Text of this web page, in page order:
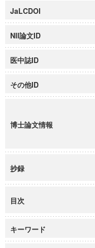
JaLCDOI
NII論文ID
医中誌ID
その他ID
博士論文情報
抄録
目次
キーワード